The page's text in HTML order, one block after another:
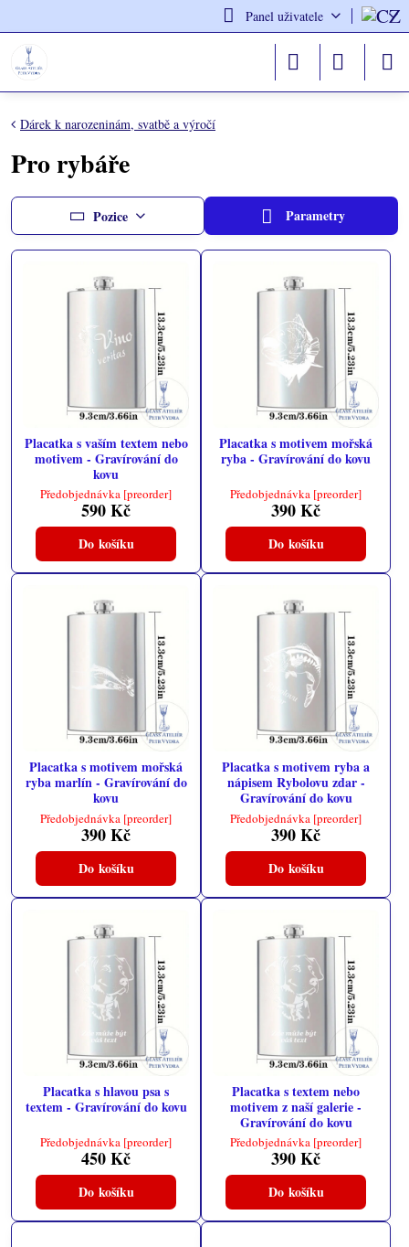
Panel uživatele
Dárek k narozeninám, svatbě a výročí
Pro rybáře
Pozice Parametry
Placatka s vaším textem nebo
motivem - Gravírování do
kovu
Předobjednávka [preorder]
590 Kč
Do košíku
Placatka s motivem mořská
ryba - Gravírování do kovu
Předobjednávka [preorder]
390 Kč
Do košíku
Placatka s motivem mořská
ryba marlín - Gravírování do
kovu
Předobjednávka [preorder]
390 Kč
Do košíku
Placatka s motivem ryba a
nápisem Rybolovu zdar -
Gravírování do kovu
Předobjednávka [preorder]
390 Kč
Do košíku
Placatka s hlavou psa s
textem - Gravírování do kovu
Předobjednávka [preorder]
450 Kč
Do košíku
Placatka s textem nebo
motivem z naší galerie -
Gravírování do kovu
Předobjednávka [preorder]
390 Kč
Do košíku